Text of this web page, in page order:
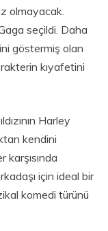
olmayacak.
seçildi. Daha
göstermiş olan
kıyafetini
Harley
kendini
karşısında
için ideal bir
komedi türünü